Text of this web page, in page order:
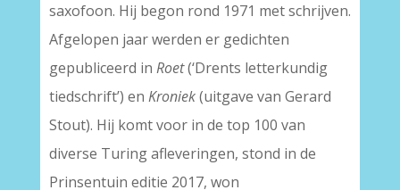
saxofoon. Hij begon rond 1971 met schrijven.
Afgelopen jaar werden er gedichten
gepubliceerd in Roet(‘Drents letterkundig
tiedschrift’) en Kroniek(uitgave van Gerard
Stout). Hij komt voor in de top 100 van
diverse Turing afleveringen, stond in de
Prinsentuin editie 2017, won